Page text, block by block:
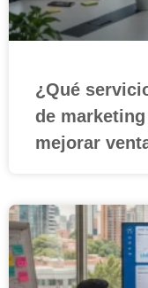
¿Qué
de
mejorar